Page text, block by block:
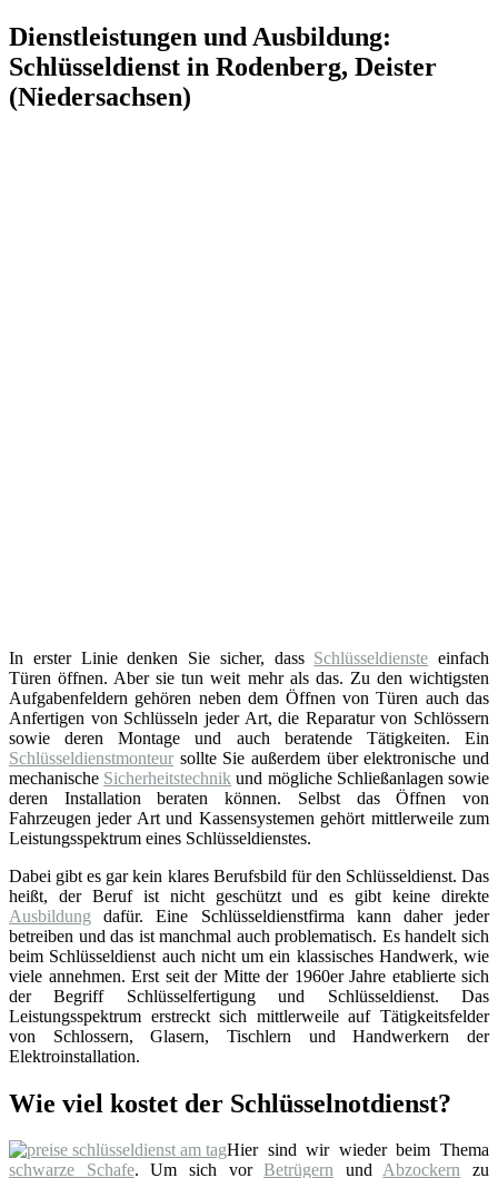
Dienstleistungen und Ausbildung:
Schlüsseldienst in Rodenberg, Deister
(Niedersachsen)
In erster Linie denken Sie sicher, dass Schlüsseldienste einfach
Türen öffnen. Aber sie tun weit mehr als das. Zu den wichtigsten
Aufgabenfeldern gehören neben dem Öffnen von Türen auch das
Anfertigen von Schlüsseln jeder Art, die Reparatur von Schlössern
sowie deren Montage und auch beratende Tätigkeiten. Ein
Schlüsseldienstmonteur sollte Sie außerdem über elektronische und
mechanische Sicherheitstechnik und mögliche Schließanlagen sowie
deren Installation beraten können. Selbst das Öffnen von
Fahrzeugen jeder Art und Kassensystemen gehört mittlerweile zum
Leistungsspektrum eines Schlüsseldienstes.
Dabei gibt es gar kein klares Berufsbild für den Schlüsseldienst. Das
heißt, der Beruf ist nicht geschützt und es gibt keine direkte
Ausbildung dafür. Eine Schlüsseldienstfirma kann daher jeder
betreiben und das ist manchmal auch problematisch. Es handelt sich
beim Schlüsseldienst auch nicht um ein klassisches Handwerk, wie
viele annehmen. Erst seit der Mitte der 1960er Jahre etablierte sich
der Begriff Schlüsselfertigung und Schlüsseldienst. Das
Leistungsspektrum erstreckt sich mittlerweile auf Tätigkeitsfelder
von Schlossern, Glasern, Tischlern und Handwerkern der
Elektroinstallation.
Wie viel kostet der Schlüsselnotdienst?
Hier sind wir wieder beim Thema
schwarze Schafe. Um sich vorBetrügern undAbzockern zu